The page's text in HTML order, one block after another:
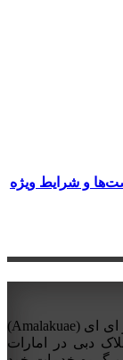
و شرایط ویژه
گروه مشاوره املاک و اخذ اقامت دبیِ املاک یو ای ای (Amalakuae)
املاک دبی در امارات